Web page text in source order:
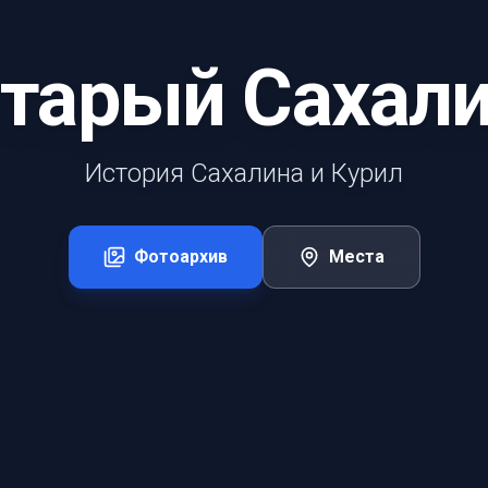
История Сахалина и Курил
Фотоархив Места